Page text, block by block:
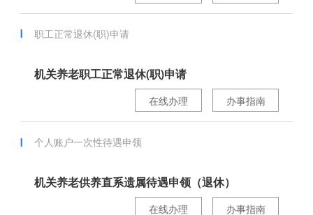
职工正常退休(职)申请
机关养老职工正常退休(职)申请
办事指南
在线办理
个人账户一次性待遇申领
机关养老供养直系遗属待遇申领（退休）
办事指南
在线办理